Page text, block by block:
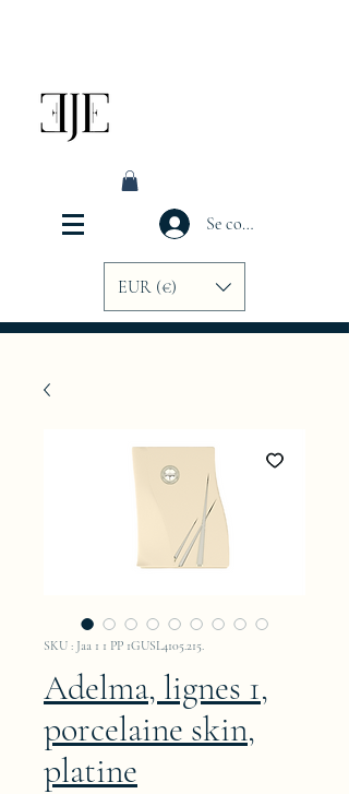
Se connecter
EUR (€)
SKU : Jaa 1 1 PP 1GUSL4105.215.
Adelma, lignes 1,
porcelaine skin,
platine